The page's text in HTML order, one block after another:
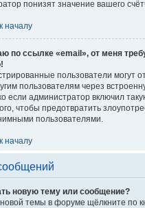
понизят значение вашего
началу
по ссылке «email», от меня
пользователи могут
пользователям через
если администратор включил
чтобы предотвратить
пользователями.
началу
новую тему или сообщение?
темы в форуме щёлкните по